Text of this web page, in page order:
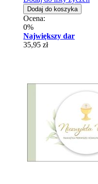
Dodaj do koszyka
Ocena:
0%
Największy dar
35,95 zł